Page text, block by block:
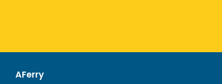
AFerry